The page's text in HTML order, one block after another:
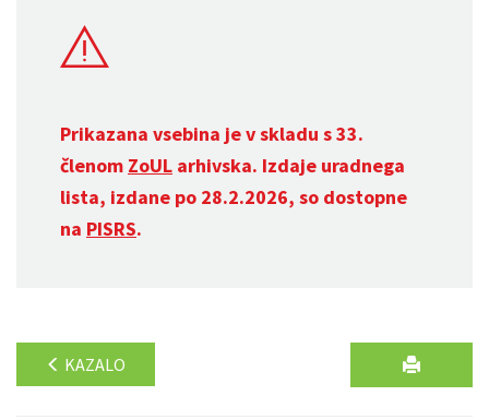
Prikazana vsebina je v skladu s 33.
členom ZoUL arhivska. Izdaje uradnega
lista, izdane po 28.2.2026, so dostopne
na PISRS.
KAZALO